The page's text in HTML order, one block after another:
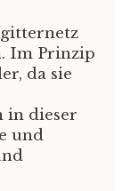
Im Prinzip
da sie
in dieser
und